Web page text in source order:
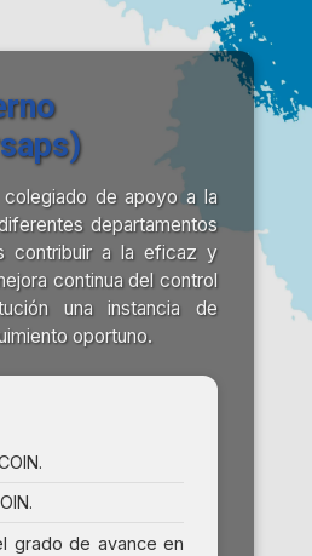
de apoyo a la
departamentos
contribuir a la eficaz y
continua del control
una instancia de
oportuno.
grado de avance en